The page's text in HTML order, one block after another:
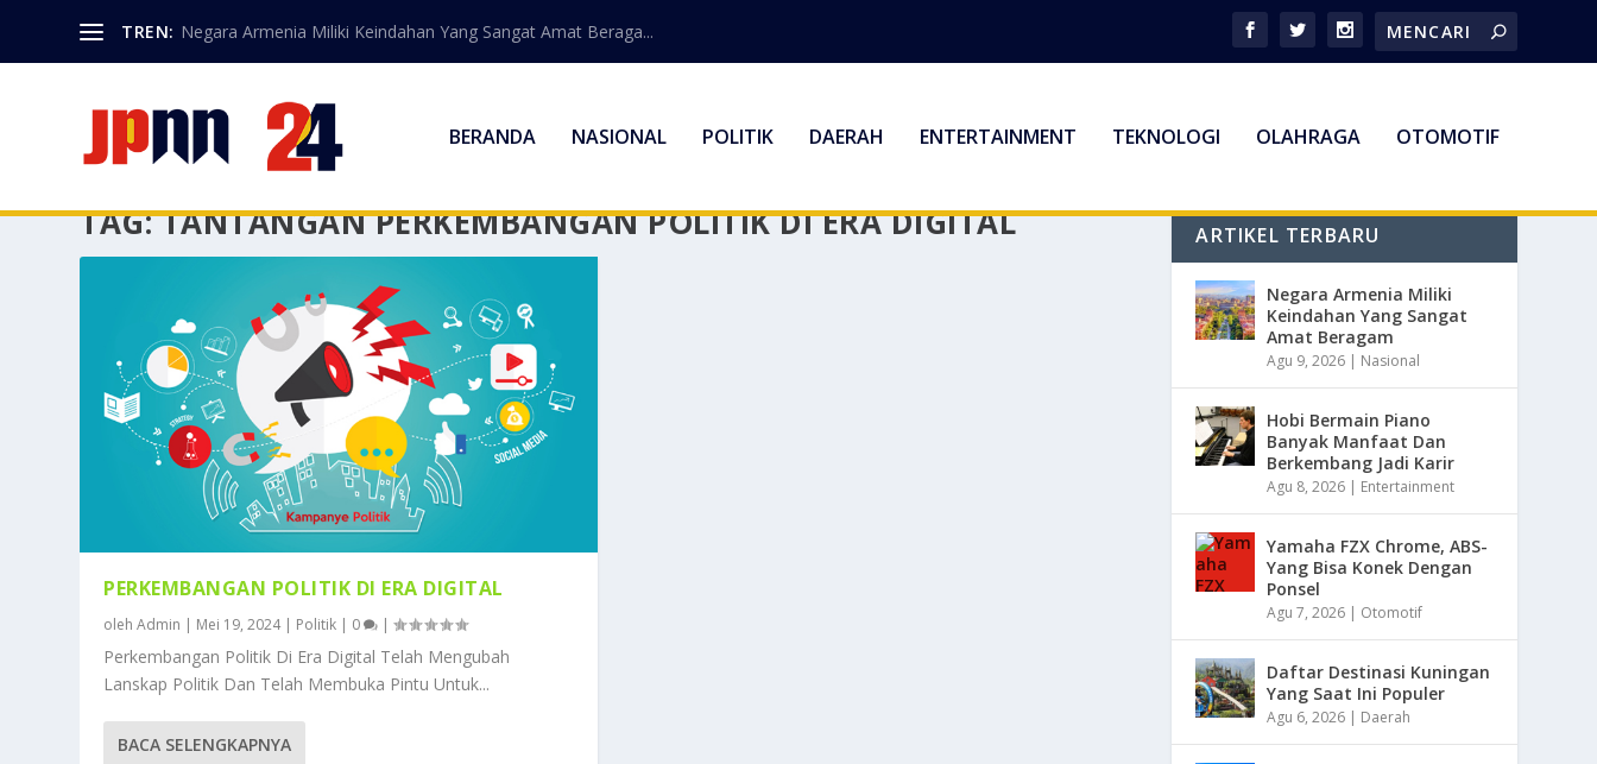
TREN: Negara Armenia Miliki Keindahan Yang Sangat Amat Beraga...
BERANDA NASIONAL POLITIK DAERAH ENTERTAINMENT TEKNOLOGI OLAHRAGA OTOMOTIF
TAG:TANTANGAN PERKEMBANGAN POLITIK DI ERA DIGITAL
PERKEMBANGAN POLITIK DI ERA DIGITAL
olehAdmin | Mei 19, 2024| Politik | 0 |
Perkembangan Politik Di Era Digital Telah Mengubah
Lanskap Politik Dan Telah Membuka Pintu Untuk...
BACA SELENGKAPNYA
ARTIKEL TERBARU
Negara Armenia Miliki
Keindahan Yang Sangat
Amat Beragam
Agu 9, 2026 | Nasional
Hobi Bermain Piano
Banyak Manfaat Dan
Berkembang Jadi Karir
Agu 8, 2026 | Entertainment
Yamaha FZX Chrome, ABS-
Yang Bisa Konek Dengan
Ponsel
Agu 7, 2026 | Otomotif
Daftar Destinasi Kuningan
Yang Saat Ini Populer
Agu 6, 2026 | Daerah